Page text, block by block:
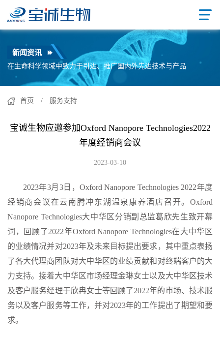
新闻资讯
在生命科学领域中致力于引进、推广国内外先进技术与产品
首页 / 服务支持
宝诚生物应邀参加Oxford Nanopore Technologies2022
年度经销商会议
2023-03-10
2023年3月3日，Oxford Nanopore Technologies 2022年度
经销商会议在云南腾冲东湖温泉康养酒店召开。Oxford
Nanopore Technologies大中华区分销副总监葛欣先生致开幕
词，回顾了2022年Oxford Nanopore Technologies在大中华区
的业绩情况并对2023年及未来目标提出要求，其中重点表扬
了各大代理商团队对大中华区的业绩贡献和对终端客户的大
力支持。接着大中华区市场经理金琳女士以及大中华区技术
及客户服务经理于欣冉女士等回顾了2022年的市场、技术服
务以及客户服务等工作，并对2023年的工作提出了期望和要
求。